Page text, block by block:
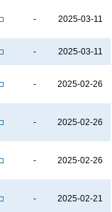
- 2025-03-11
- 2025-03-11
- 2025-02-26
- 2025-02-26
- 2025-02-26
- 2025-02-21